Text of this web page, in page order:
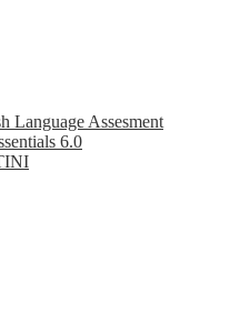
Language Assesment
6.0